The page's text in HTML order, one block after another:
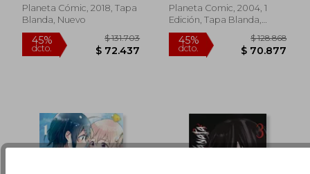
Planeta Cómic, 2018, Tapa
Blanda, Nuevo
Planeta Comic, 2004, 1
Edición, Tapa Blanda,
Nuevo